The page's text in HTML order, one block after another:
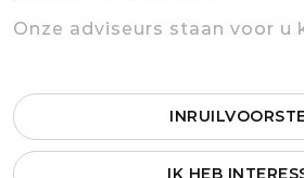
Onze adviseurs staan voor u
IK HEB